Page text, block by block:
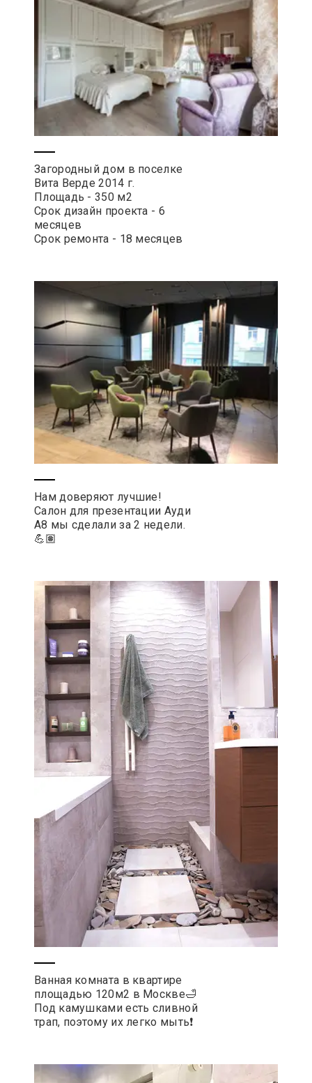
Загородный дом в поселке
Вита Верде 2014 г.
Площадь - 350 м2
Срок дизайн проекта - 6
месяцев
Срок ремонта - 18 месяцев
Нам доверяют лучшие!
Салон для презентации Ауди
А8 мы сделали за 2 недели.
💪🏽
Ванная комната в квартире
площадью 120м2 в Москве🛁
Под камушками есть сливной
трап, поэтому их легко мыть❗️